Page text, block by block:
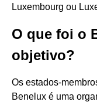
Luxembourg ou
O que foi o
objetivo?
Os estados-
Benelux é uma